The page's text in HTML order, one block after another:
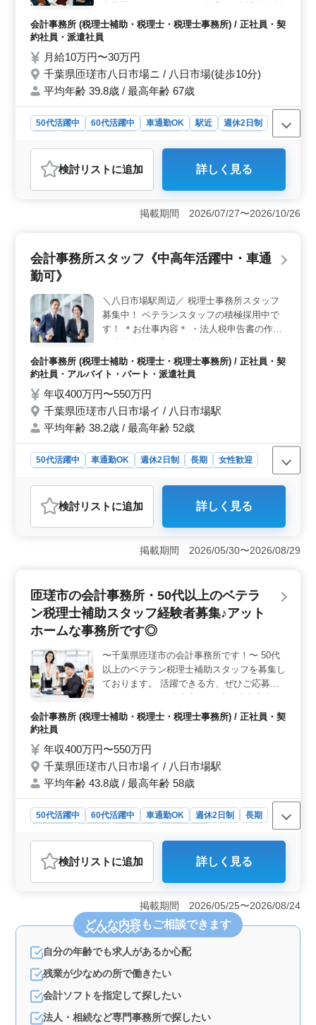
経験者の募集になります。
会計事務所 (税理士補助・税理士・税理士事務所) / 正社員・契
約社員・派遣社員
月給10万円〜30万円
千葉県匝瑳市八日市場ニ / 八日市場(徒歩10分)
平均年齢 39.8歳 / 最高年齢 67歳
50代活躍中 60代活躍中 車通勤OK 駅近
週休2日制
おすすめポイント
＜幅広い業務経験が積める環境＞ 税務申告書の作成補
助や年末調整計算など、多岐にわたる業務に携われま
す。経験豊富なスタッフと共に、スキルアップを図るチ
経験を生かし、新しいキャリアのステップアップを目指
せます。 ＜充実した福利厚生と働きやすさ＞ 週休2
した働き方が可能です。さらに、退職金制度や賞与の支
給など、将来に安心感を持てる待遇も整っています。
検討リスト に追加 詳しく見る
掲載期間 2026/07/27〜2026/10/26
会計事務所スタッフ《中高年活躍中・車通
勤可》
＼八日市場駅周辺／ 税理士事務所スタッフ
募集中！ ベテランスタッフの積極採用中で
す！ ＊お仕事内容＊ ・法人税申告書の作成
ク ・クライアントへの業績報告 ・会計ソフ
トの導入サポート ＊ポイント＊ ・週休2日
完備 ＼まずはお気軽にお問い合わせくださ
い／
会計事務所 (税理士補助・税理士・税理士事務所) / 正社員・契
約社員・アルバイト・パート・派遣社員
年収400万円〜550万円
千葉県匝瑳市八日市場イ / 八日市場駅
平均年齢 38.2歳 / 最高年齢 52歳
50代活躍中 車通勤OK 週休2日制 長期
女性歓迎
おすすめポイント
＜車通勤可で通勤ストレス軽減＞ 八日市場駅にも近い
会計事務所での勤務。車通勤OK。交通手段に制約のある
方も安心して通勤できます。 ＜中高年の活躍＞ 中
境＞ 週休2日制で休息をしっかりとることができ、社会
保険完備など、福利厚生面も充実。長期的に安心して働
ける環境が整っています。
検討リスト に追加 詳しく見る
掲載期間 2026/05/30〜2026/08/29
匝瑳市の会計事務所・50代以上のベテラ
ン税理士補助スタッフ経験者募集♪アット
ホームな事務所です◎
〜千葉県匝瑳市の会計事務所です！〜 50代
以上のベテラン税理士補助スタッフを募集し
ております。 活躍できる方、ぜひご応募く
作成 ・月次帳簿作成及びチェック ・試算表
する業務 〈この求人のポイント〉 ・会計ソ
フト：MJS（ミロク） ・マイカー通勤可 ・
年間休日120日以上！ ・50代のスタッフ大活
躍中◎ アットホームな事務所です！ ご応募
お待ちしております！
会計事務所 (税理士補助・税理士・税理士事務所) / 正社員・契
約社員
年収400万円〜550万円
千葉県匝瑳市八日市場イ / 八日市場駅
平均年齢 43.8歳 / 最高年齢 58歳
50代活躍中 60代活躍中 車通勤OK 週休2日制
長期
おすすめポイント
＜経験を活かすチャンス＞ 匝瑳市の会計事務所では、5
年以上の会計事務所での経験がある方を募集していま
導入サポートなど、幅広い業務に携わることが可能で
す。 ＜働きやすさ＞ アットホームな事務所でのお
仕事なので、職場の雰囲気も良好です。マイカー通勤が
可能であり、車での通勤もスムーズに行えます。年間休
ながら働くことができます。 ＜福利厚生＞ 雇用・
労災・健康・厚生などの福利厚生が整っています。ま
た、実費支給の通勤手当もあり、通勤にかかる費用をサ
ポートしています。月10時間程度の残業があるため、労
検討リスト に追加 詳しく見る
掲載期間 2026/05/25〜2026/08/24
どんな内容もご相談できます
自分の年齢でも求人があるか心配
残業が少なめの所で働きたい
会計ソフトを指定して探したい
法人・相続など専門事務所で探したい